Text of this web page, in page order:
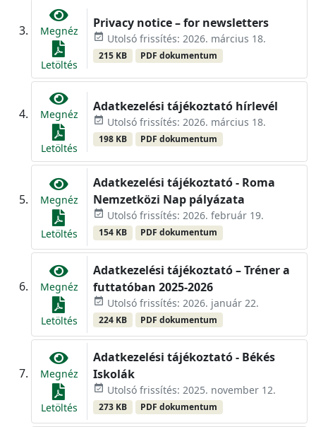
Megnéz
Letöltés
Privacy notice – for newsletters
event_available Utolsó frissítés: 2026. március 18.
215 KB PDF dokumentum
Megnéz
Letöltés
Adatkezelési tájékoztató hírlevél
event_available Utolsó frissítés: 2026. március 18.
198 KB PDF dokumentum
Megnéz
Letöltés
Adatkezelési tájékoztató - Roma
Nemzetközi Nap pályázata
event_available Utolsó frissítés: 2026. február 19.
154 KB PDF dokumentum
Megnéz
Letöltés
Adatkezelési tájékoztató – Tréner a
futtatóban 2025-2026
event_available Utolsó frissítés: 2026. január 22.
224 KB PDF dokumentum
Megnéz
Letöltés
Adatkezelési tájékoztató - Békés
Iskolák
event_available Utolsó frissítés: 2025. november 12.
273 KB PDF dokumentum